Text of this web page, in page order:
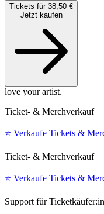
Tickets für 38,50 €
Jetzt kaufen
love your artist.
Ticket- & Merchverkauf
⭐️ Verkaufe Tickets &
Ticket- & Merchverkauf
⭐️ Verkaufe Tickets &
Support für